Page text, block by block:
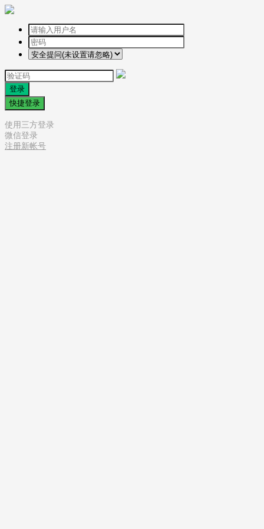
登录
快捷登录
使用三方登录
微信登录
注册新帐号